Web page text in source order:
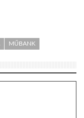
MŰBANK